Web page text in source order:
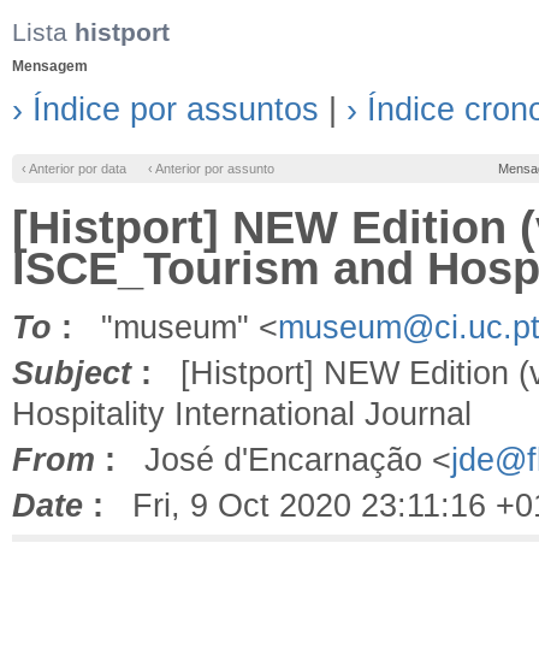
Lista histport
Mensagem
› Índice por assuntos › Índice
‹ Anterior por data ‹ Anterior por assunto
[Histport] NEW Edition
ISCE_Tourism and
To : "museum" <museum@ci.uc.pt
Subject: [Histport] NEW Edition
Hospitality International Journal
From : José d'Encarnação <
Date : Fri, 9 Oct 2020 23:11:16